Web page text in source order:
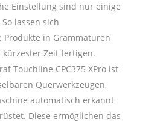
Einstellung sind nur einige
lassen sich
Produkte in Grammaturen
kürzester Zeit fertigen.
Touchline CPC375 XPro ist
Querwerkzeugen,
automatisch erkannt
Diese ermöglichen das